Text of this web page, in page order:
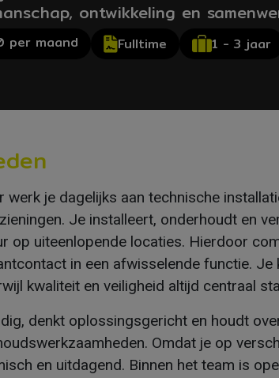
ontwikkeling en
per maand Fulltime 1 - 3 jaar
werk je dagelijks aan technische
Je installeert, onderhoudt en
op uiteenlopende locaties. Hierdoor
in een afwisselende functie. Je
kwaliteit en veiligheid altijd centraal
denkt oplossingsgericht en houdt
Omdat je op
en uitdagend. Binnen het team is